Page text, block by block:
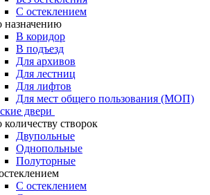
С остеклением
назначению
В коридор
В подъезд
Для архивов
Для лестниц
Для лифтов
Для мест общего пользования (МОП)
двери
створок
Двупольные
Однопольные
Полуторные
С остеклением